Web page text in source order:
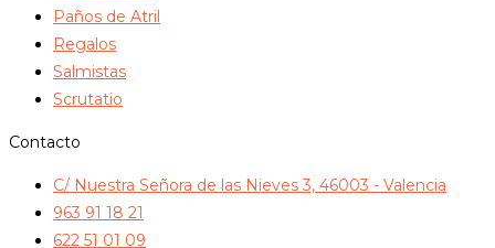
Paños de Atril
Regalos
Salmistas
Scrutatio
Contacto
C/ Nuestra Señora de las Nieves 3, 46003 - Valencia
963 91 18 21
622 51 01 09